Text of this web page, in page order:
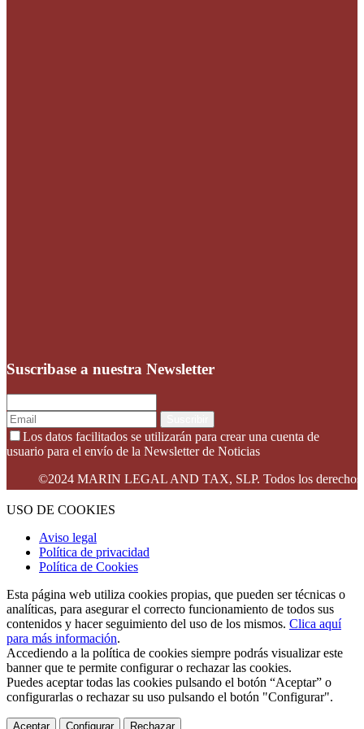
Suscribase a nuestra Newsletter
Los datos facilitados se utilizarán para crear una cuenta de
usuario para el envío de la Newsletter de Noticias
©2024 MARIN LEGAL AND TAX, SLP. Todos los derechos
USO DE COOKIES
Aviso legal
Política de privacidad
Política de Cookies
Esta página web utiliza cookies propias, que pueden ser técnicas o
analíticas, para asegurar el correcto funcionamiento de todos sus
contenidos y hacer seguimiento del uso de los mismos. Clica aquí
para más información.
Accediendo a la política de cookies siempre podrás visualizar este
banner que te permite configurar o rechazar las cookies.
Puedes aceptar todas las cookies pulsando el botón “Aceptar” o
configurarlas o rechazar su uso pulsando el botón "Configurar".
Aceptar Configurar Rechazar